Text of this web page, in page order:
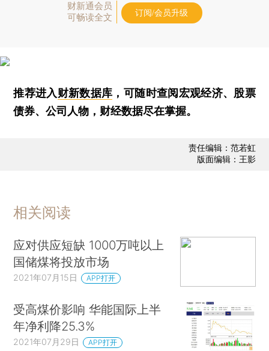
财新通会员
可畅读全文
订阅/会员升级
推荐进入财新数据库 ，可随时查阅宏观经济、股票
债券、公司人物，财经数据尽在掌握。
责任编辑：范若虹
版面编辑：王影
相关阅读
应对供应短缺 1000万吨以上
国储煤将投放市场
2021年07月15日 APP打开
受高煤价影响 华能国际上半
年净利降25.3%
2021年07月29日 APP打开